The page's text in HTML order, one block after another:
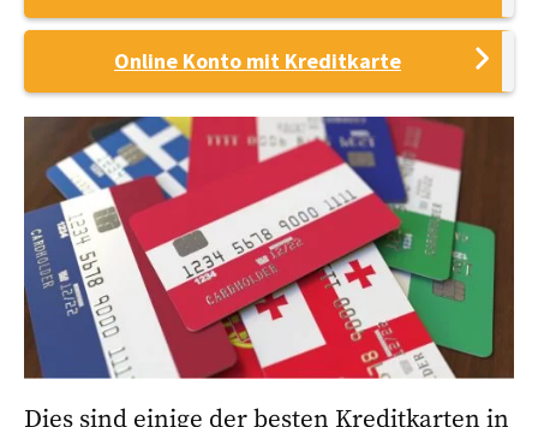
Online Konto mit Kreditkarte
Dies sind einige der besten Kreditkarten in